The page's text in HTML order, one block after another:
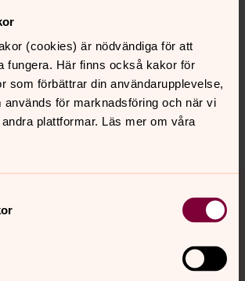
(cookies) är nödvändiga för att
fungera. Här finns också kakor för
som förbättrar din användarupplevelse,
för marknadsföring och när vi
plattformar. Läs mer om våra
december 2025
eller frågor på sidans